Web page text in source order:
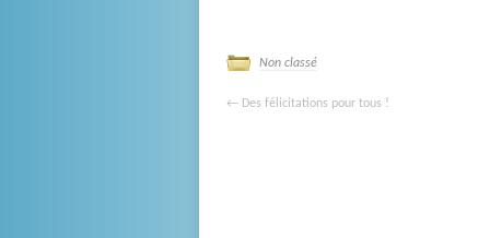
Non classé
← Des félicitations pour tous !